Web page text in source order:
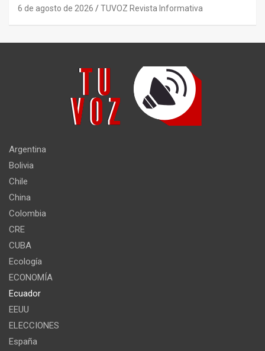
6 de agosto de 2026 TUVOZ Revista Informativa
Argentina
Bolivia
Chile
China
Colombia
CRE
CUBA
Ecología
ECONOMÍA
Ecuador
EEUU
ELECCIONES
España